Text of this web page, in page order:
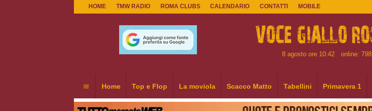
HOME TMW RADIO ROMA CLUBS CALENDARIO CONTATTI MOBILE
8 agosto ore 10:42 online: 798
Home Top e Flop La moviola Scacco Matto Tabellini Primavera 1